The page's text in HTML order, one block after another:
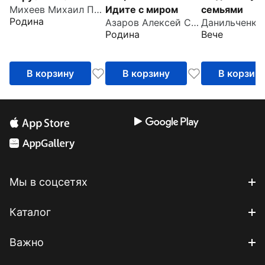
Михеев Михаил Петрович
Родина
В корзину
Идите с миром
Азаров Алексей Сергеевич
Родина
В корзину
семьями
Вече
В корзину
Мы в соцсетях
Каталог
Важно